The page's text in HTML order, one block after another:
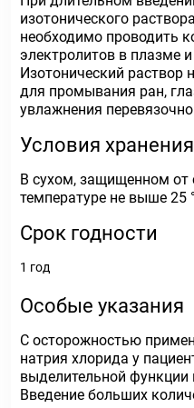
изотонического
необходимо проводить
электролитов в плазме
Изотонический раствор
для промывания ран,
увлажнения
Условия хранения
В сухом, защищенном от
температуре не выше 25
Срок годности
1 год
Особые указания
С осторожностью
натрия хлорида у
выделительной функции
Введение больших